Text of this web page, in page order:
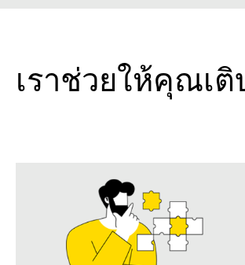
เราช่วยให้คุณเ